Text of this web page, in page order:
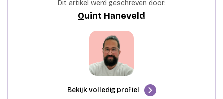
Dit artikel werd geschreven door:
Quint Haneveld
Bekijk volledig profiel